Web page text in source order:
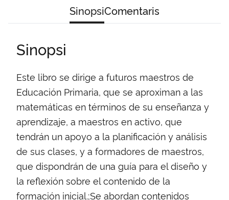
SinopsiComentaris
Sinopsi
Este libro se dirige a futuros maestros de
Educación Primaria, que se aproximan a las
matemáticas en términos de su enseñanza y
aprendizaje, a maestros en activo, que
tendrán un apoyo a la planificación y análisis
de sus clases, y a formadores de maestros,
que dispondrán de una guía para el diseño y
la reflexión sobre el contenido de la
formación inicial.;Se abordan contenidos